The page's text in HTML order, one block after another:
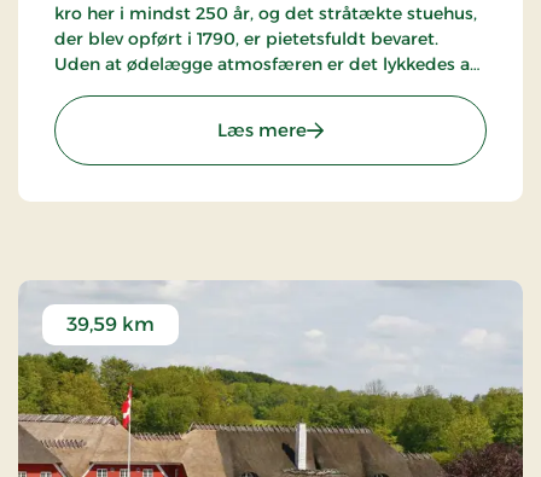
kro her i mindst 250 år, og det stråtækte stuehus,
der blev opført i 1790, er pietetsfuldt bevaret.
Uden at ødelægge atmosfæren er det lykkedes at
gæster sætter pris på.
Læs mere: Hotel Hovborg Kro,
39,59 km